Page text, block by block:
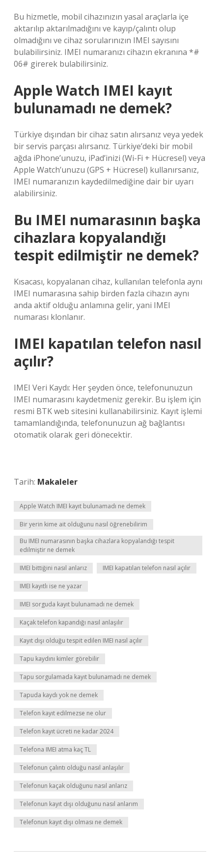
Bu hizmetle, mobil cihazınızın yasal araçlarla içe
aktarılıp aktarılmadığını ve kayıp/çalıntı olup
olmadığını ve cihaz sorularınızın IMEI sayısını
bulabilirsiniz. IMEI numaranızı cihazın ekranına *#
06# girerek bulabilirsiniz.
Apple Watch IMEI kayıt
bulunamadı ne demek?
Türkiye dışından bir cihaz satın alırsanız veya yedek
bir servis parçası alırsanız. Türkiye’deki bir mobil
ağda iPhone’unuzu, iPad’inizi (Wi-Fi + Hücresel) veya
Apple Watch’unuzu (GPS + Hücresel) kullanırsanız,
IMEI numaranızın kaydedilmediğine dair bir uyarı
alabilirsiniz.
Bu IMEI numarasının başka
cihazlara kopyalandığı
tespit edilmiştir ne demek?
Kısacası, kopyalanan cihaz, kullanılan telefonla aynı
IMEI numarasına sahip birden fazla cihazın aynı
anda aktif olduğu anlamına gelir, yani IMEI
numarası klonlanır.
IMEI kapatılan telefon nasıl
açılır?
IMEI Veri Kaydı: Her şeyden önce, telefonunuzun
IMEI numarasını kaydetmeniz gerekir. Bu işlem için
resmi BTK web sitesini kullanabilirsiniz. Kayıt işlemi
tamamlandığında, telefonunuzun ağ bağlantısı
otomatik olarak geri dönecektir.
Tarih: Makaleler
Apple Watch IMEI kayıt bulunamadı ne demek
Bir yerin kime ait olduğunu nasıl öğrenebilirim
Bu IMEI numarasının başka cihazlara kopyalandığı tespit
edilmiştir ne demek
IMEI bittiğini nasıl anlarız IMEI kapatılan telefon nasıl açılır
IMEI kayıtlı ise ne yazar
IMEI sorguda kayıt bulunamadı ne demek
Kaçak telefon kapandığı nasıl anlaşılır
Kayıt dışı olduğu tespit edilen IMEI nasıl açılır
Tapu kaydını kimler görebilir
Tapu sorgulamada kayıt bulunamadı ne demek
Tapuda kaydı yok ne demek
Telefon kayıt edilmezse ne olur
Telefon kayıt ücreti ne kadar 2024
Telefona IMEI atma kaç TL
Telefonun çalıntı olduğu nasıl anlaşılır
Telefonun kaçak olduğunu nasıl anlarız
Telefonun kayıt dışı olduğunu nasıl anlarım
Telefonun kayıt dışı olması ne demek